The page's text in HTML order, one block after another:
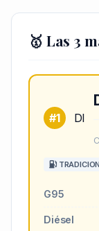
🥇 Las 3
#1 DI
G95
Diésel